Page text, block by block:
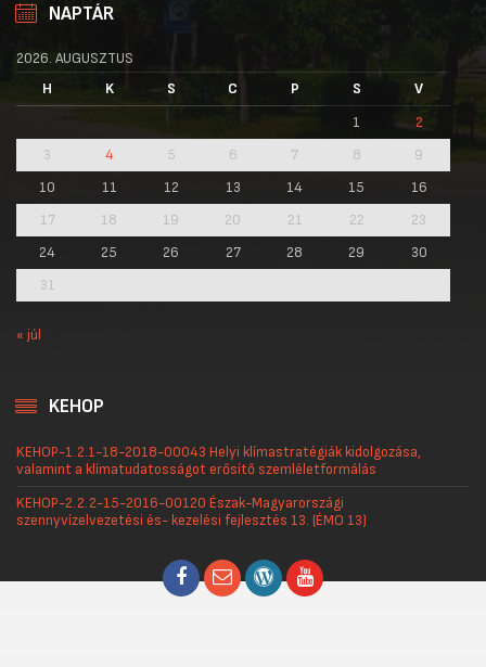
NAPTÁR
2026. AUGUSZTUS
H
K S C P S
V
1
2
3
4 5 6 7 8
9
10
11 12 13 14 15
16
17
18 19 20 21 22
23
24
25 26 27 28 29
30
31
« júl
KEHOP
KEHOP-1.2.1-18-2018-00043 Helyi klímastratégiák kidolgozása,
valamint a klímatudatosságot erősítő szemléletformálás
KEHOP-2.2.2-15-2016-00120 Észak-Magyarországi
szennyvízelvezetési és- kezelési fejlesztés 13. (ÉMO 13)